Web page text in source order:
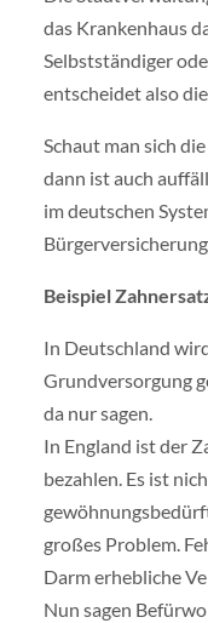
das Krankenhaus
Selbstständiger
entscheidet also
Schaut man sich
dann ist auch
im deutschen
Beispiel
In Deutschland
Grundversorgung
da nur sagen.
In England ist der
bezahlen. Es ist
großes Problem.
Darm erhebliche
Nun sagen